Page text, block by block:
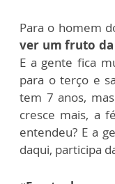
Para o homem
ver um fruto da
E a gente fica
para o terço e
tem 7 anos,
cresce mais, a
entendeu? E a
daqui, participa